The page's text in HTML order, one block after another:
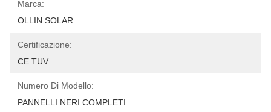
Marca:
OLLIN SOLAR
Certificazione:
CE TUV
Numero Di Modello:
PANNELLI NERI COMPLETI